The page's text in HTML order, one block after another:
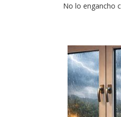
No lo engancho